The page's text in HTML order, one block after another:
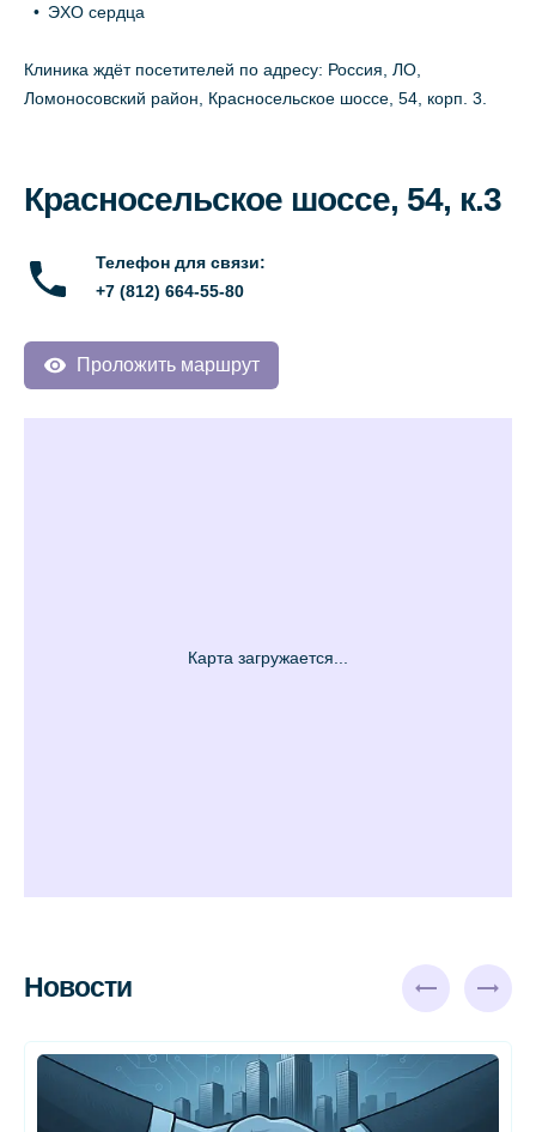
ЭХО сердца
Клиника ждёт посетителей по адресу: Россия, ЛО,
Ломоносовский район, Красносельское шоссе, 54, корп. 3.
Красносельское шоссе, 54, к.3
Телефон для связи:
+7 (812) 664-55-80
Проложить маршрут
Новости